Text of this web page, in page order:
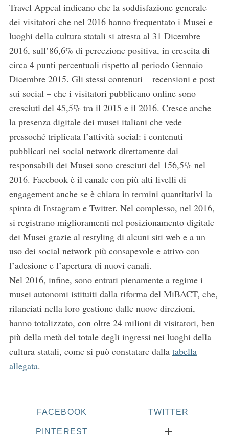
Travel Appeal indicano che la soddisfazione generale
dei visitatori che nel 2016 hanno frequentato i Musei e
luoghi della cultura statali si attesta al 31 Dicembre
2016, sull’86,6% di percezione positiva, in crescita di
circa 4 punti percentuali rispetto al periodo Gennaio –
Dicembre 2015. Gli stessi contenuti – recensioni e post
sui social – che i visitatori pubblicano online sono
cresciuti del 45,5% tra il 2015 e il 2016. Cresce anche
la presenza digitale dei musei italiani che vede
pressoché triplicata l’attività social: i contenuti
pubblicati nei social network direttamente dai
responsabili dei Musei sono cresciuti del 156,5% nel
2016. Facebook è il canale con più alti livelli di
engagement anche se è chiara in termini quantitativi la
spinta di Instagram e Twitter. Nel complesso, nel 2016,
si registrano miglioramenti nel posizionamento digitale
dei Musei grazie al restyling di alcuni siti web e a un
uso dei social network più consapevole e attivo con
l’adesione e l’apertura di nuovi canali.
Nel 2016, infine, sono entrati pienamente a regime i
musei autonomi istituiti dalla riforma del MiBACT, che,
rilanciati nella loro gestione dalle nuove direzioni,
hanno totalizzato, con oltre 24 milioni di visitatori, ben
più della metà del totale degli ingressi nei luoghi della
cultura statali, come si può constatare dalla tabella
allegata.
FACEBOOK TWITTER
PINTEREST